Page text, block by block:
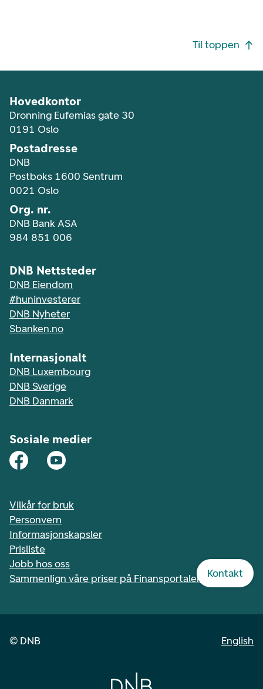
Kontakt
Til toppen
Hovedkontor
Dronning Eufemias gate 30
0191 Oslo
Postadresse
DNB
Postboks 1600 Sentrum
0021 Oslo
Org. nr.
DNB Bank ASA
984 851 006
DNB Nettsteder
DNB Eiendom
#huninvesterer
DNB Nyheter
Sbanken.no
Internasjonalt
DNB Luxembourg
DNB Sverige
DNB Danmark
Sosiale medier
Vilkår for bruk
Personvern
Informasjonskapsler
Prisliste
Jobb hos oss
Sammenlign våre priser på Finansportalen.no
© DNB English